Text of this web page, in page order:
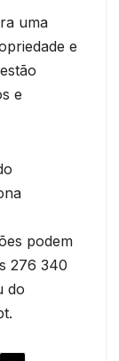
uma
e
e
podem
276 340
do